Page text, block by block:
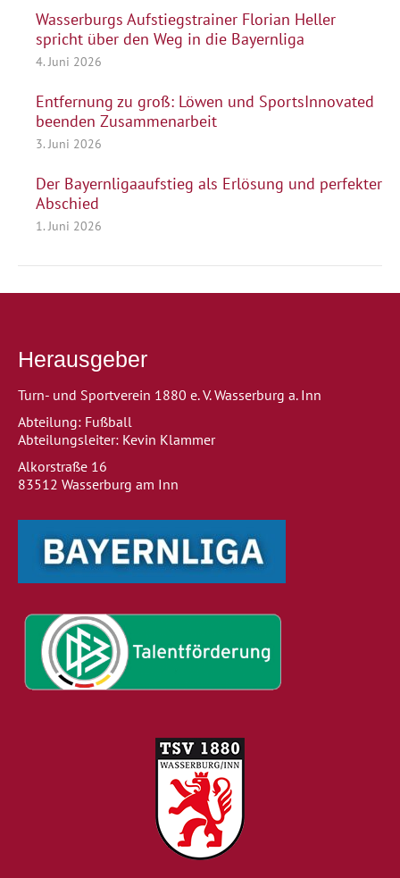
Wasserburgs Aufstiegstrainer Florian Heller
spricht über den Weg in die Bayernliga
4. Juni 2026
Entfernung zu groß: Löwen und SportsInnovated
beenden Zusammenarbeit
3. Juni 2026
Der Bayernligaaufstieg als Erlösung und perfekter
Abschied
1. Juni 2026
Herausgeber
Turn- und Sportverein 1880 e. V. Wasserburg a. Inn
Abteilung: Fußball
Abteilungsleiter: Kevin Klammer
Alkorstraße 16
83512 Wasserburg am Inn